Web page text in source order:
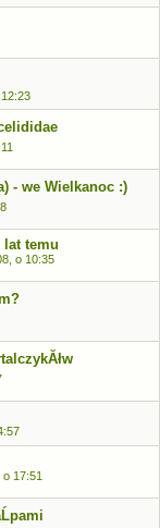
- we Wielkanoc :)
lat temu
o 10:35
17:51